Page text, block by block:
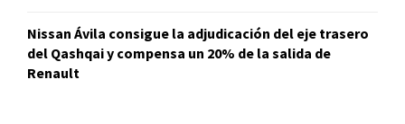
Nissan Ávila consigue la adjudicación del eje trasero
del Qashqai y compensa un 20% de la salida de
Renault